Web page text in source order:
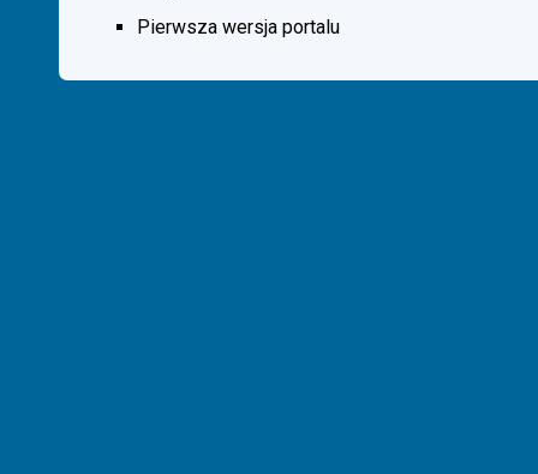
Pierwsza wersja portalu